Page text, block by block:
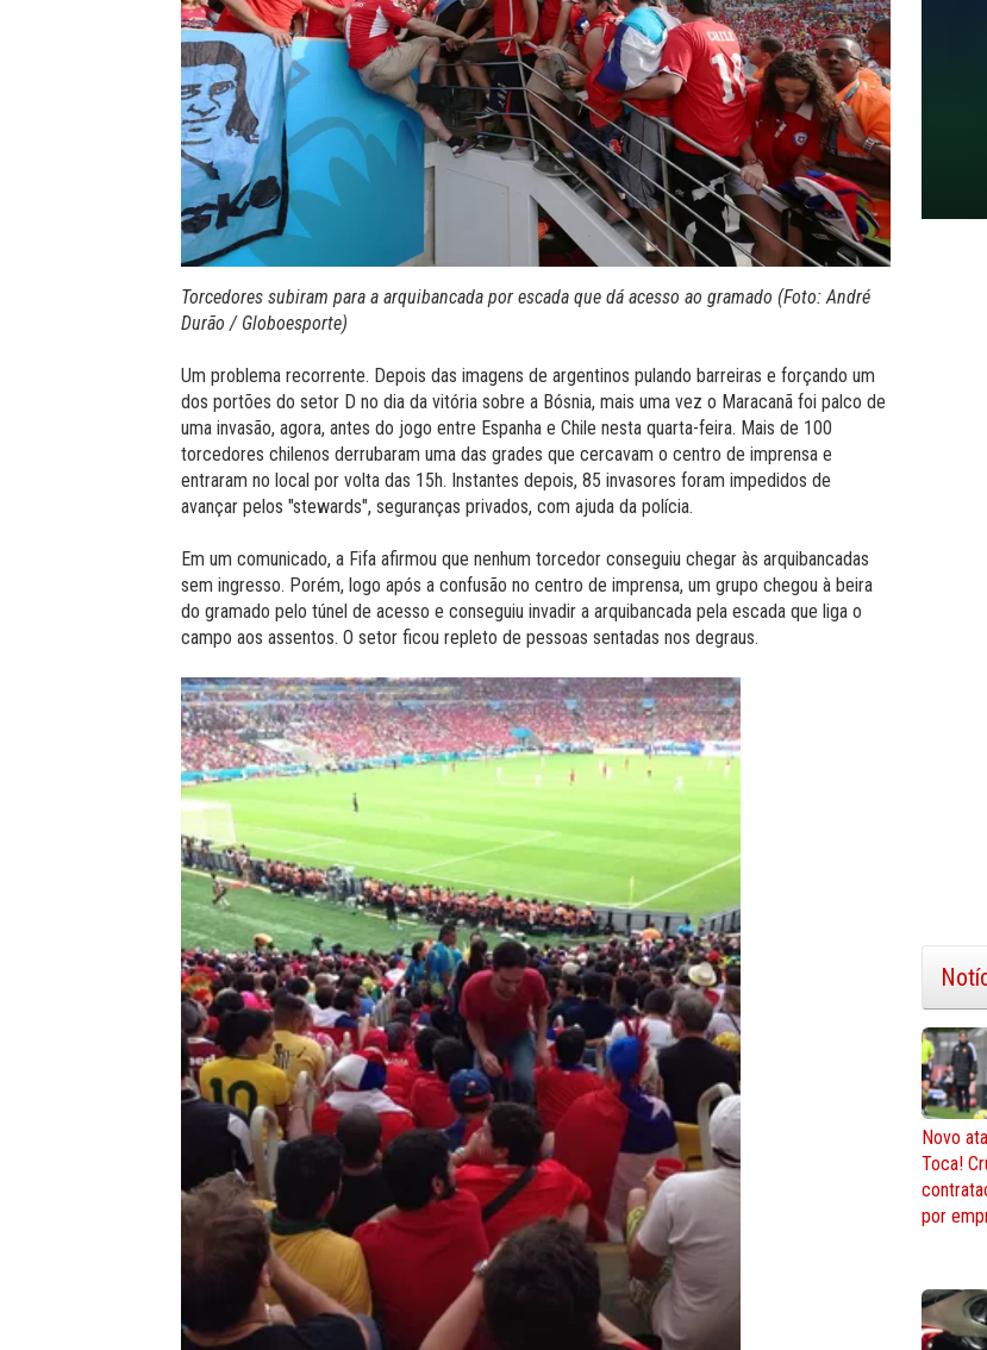
Torcedores subiram para a arquibancada por escada que dá acesso ao gramado (Foto: André
Durão / Globoesporte)
Um problema recorrente. Depois das imagens de argentinos pulando barreiras e forçando um
dos portões do setor D no dia da vitória sobre a Bósnia, mais uma vez o Maracanã foi palco de
uma invasão, agora, antes do jogo entre Espanha e Chile nesta quarta-feira. Mais de 100
torcedores chilenos derrubaram uma das grades que cercavam o centro de imprensa e
entraram no local por volta das 15h. Instantes depois, 85 invasores foram impedidos de
avançar pelos "stewards", seguranças privados, com ajuda da polícia.
Em um comunicado, a Fifa afirmou que nenhum torcedor conseguiu chegar às arquibancadas
sem ingresso. Porém, logo após a confusão no centro de imprensa, um grupo chegou à beira
do gramado pelo túnel de acesso e conseguiu invadir a arquibancada pela escada que liga o
campo aos assentos. O setor ficou repleto de pessoas sentadas nos degraus.
Novo
Toca!
por